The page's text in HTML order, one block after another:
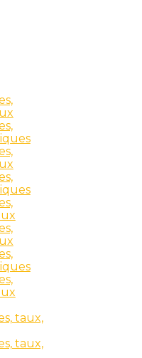
taux,
taux,